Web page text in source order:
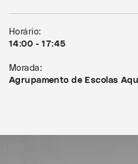
Horário:
14:00 - 17:45
Morada:
Agrupamento de Escolas